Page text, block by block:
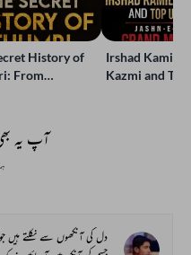
History of
From
Irshad Kamil,
Kazmi and
آپ یہ
دل کی آنکھوں سے نکلتے ہیں